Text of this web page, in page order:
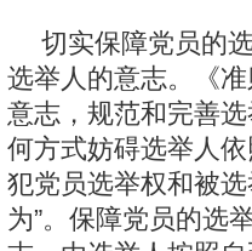
切实保障党员的
选举人的意志。《
意志，规范和完善
何方式妨碍选举人
犯党员选举权和被
为”。保障党员的选